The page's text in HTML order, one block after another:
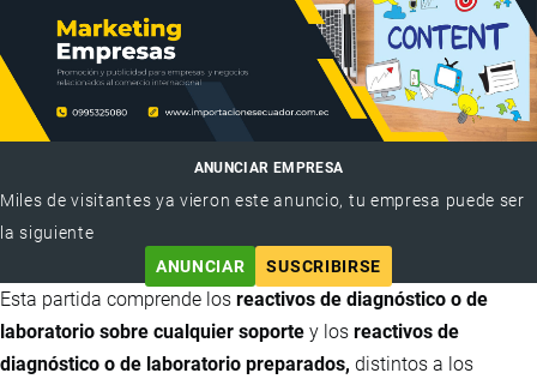
ANUNCIAR EMPRESA
Miles de visitantes ya vieron este anuncio, tu empresa puede ser
la siguiente
ANUNCIAR
SUSCRIBIRSE
Esta partida comprende los reactivos de diagnóstico o de
laboratorio sobre cualquier soporte y los reactivos de
diagnóstico o de laboratorio preparados, distintos a los